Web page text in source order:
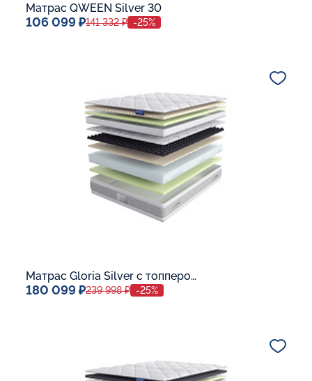
Матрас QWEEN Silver 30
106 099 ₽141 332 ₽ -25%
В корзину
Матрас Gloria Silver с топпером Latex 42
180 099 ₽239 998 ₽ -25%